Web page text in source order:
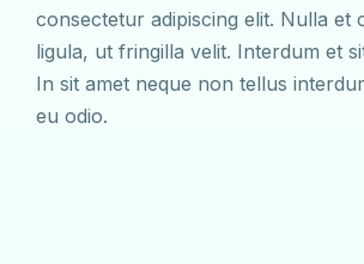
consectetur adipiscing elit. Nulla et
ligula, ut fringilla velit. Interdum et
In sit amet neque non tellus
eu odio.